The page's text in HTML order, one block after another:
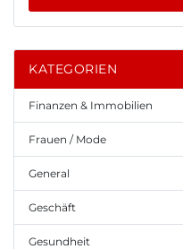
KATEGORIEN
Finanzen & Immobilien
Frauen / Mode
General
Geschäft
Gesundheit